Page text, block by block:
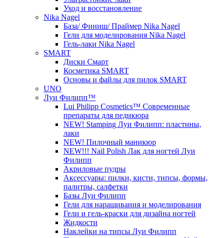
Уход и восстановление
Nika Nagel
База/ Финиш/ Праймер Nika Nagel
Гели для моделирования Nika Nagel
Гель-лаки Nika Nagel
SMART
Диски Смарт
Косметика SMART
Основы и файлы для пилок SMART
UNO
Луи Филипп™
Lui Philipp Cosmetics™ Современные
препараты для педикюра
NEW! Stamping Луи Филипп: пластины,
лаки
NEW! Пилочный маникюр
NEW!!! Nail Polish Лак для ногтей Луи
Филипп
Акриловые пудры
Аксессуары: пилки, кисти, типсы, формы,
палитры, салфетки
Базы Луи Филипп
Гели для наращивания и моделирования
Гели и гель-краски для дизайна ногтей
Жидкости
Наклейки на типсы Луи Филипп